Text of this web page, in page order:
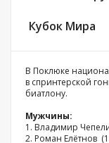
Кубок Мира
В Поклюке
в спринтерской
биатлону.
Мужчины:
1. Владимир
2. Роман Елётнов